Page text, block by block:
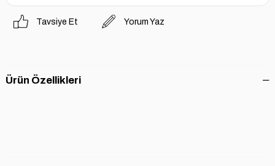
Tavsiye Et Yorum Yaz
Ürün Özellikleri